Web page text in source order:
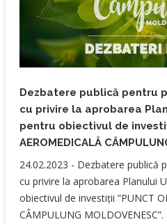
Dezbatere publică pentru
cu privire la aprobarea
pentru obiectivul de
AEROMEDICALĂ
​24.02.2023 - Dezbatere publică
cu privire la aprobarea Planului
obiectivul de investiții ”PUNCT
CÂMPULUNG MOLDOVENESC”.